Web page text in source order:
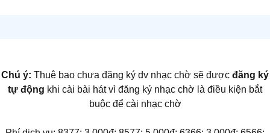
Chú ý: Thuê bao chưa đăng ký dv nhạc chờ sẽ được đăng ký
tự động khi cài bài hát vì đăng ký nhạc chờ là điều kiện bắt
buộc để cài nhạc chờ